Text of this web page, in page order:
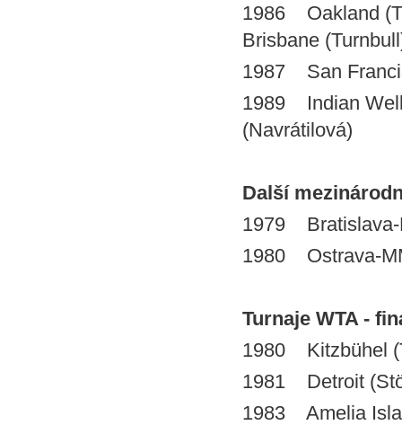
1986 Oakland
Brisbane
1987 San
1989 Indian
(Navrátilová)
Další
1979 Bratislava-
1980 Ostrava-
Turnaje WTA -
1980 Kitzbühel
1981 Detroit
1983 Amelia